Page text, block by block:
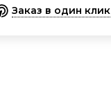
Заказ в один клик